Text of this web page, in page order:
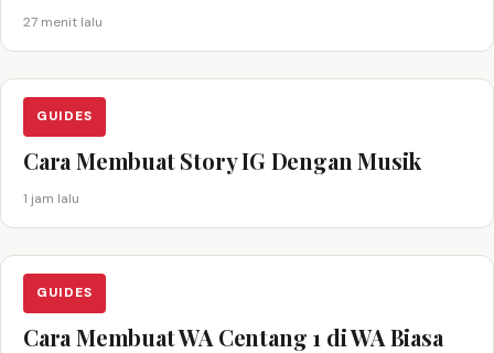
27 menit lalu
GUIDES
Cara Membuat Story IG Dengan Musik
1 jam lalu
GUIDES
Cara Membuat WA Centang 1 di WA Biasa